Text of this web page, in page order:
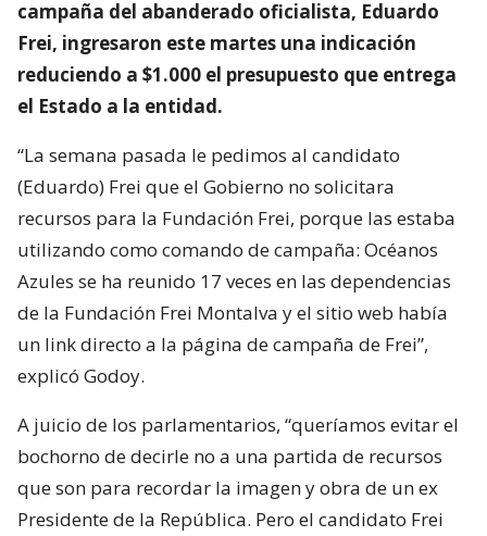
campaña del abanderado oficialista, Eduardo
Frei, ingresaron este martes una indicación
reduciendo a $1.000 el presupuesto que entrega
el Estado a la entidad.
“La semana pasada le pedimos al candidato
(Eduardo) Frei que el Gobierno no solicitara
recursos para la Fundación Frei, porque las estaba
utilizando como comando de campaña: Océanos
Azules se ha reunido 17 veces en las dependencias
de la Fundación Frei Montalva y el sitio web había
un link directo a la página de campaña de Frei”,
explicó Godoy.
A juicio de los parlamentarios, “queríamos evitar el
bochorno de decirle no a una partida de recursos
que son para recordar la imagen y obra de un ex
Presidente de la República. Pero el candidato Frei